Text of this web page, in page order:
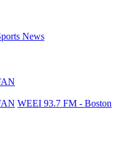
News
WEEI 93.7 FM - Boston